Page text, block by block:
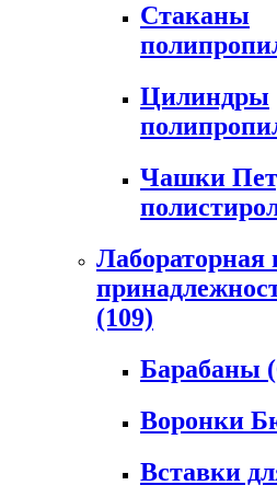
Стаканы
Цилиндры
Чашки
Лабораторная
(109)
Барабаны
Воронки
Вставки